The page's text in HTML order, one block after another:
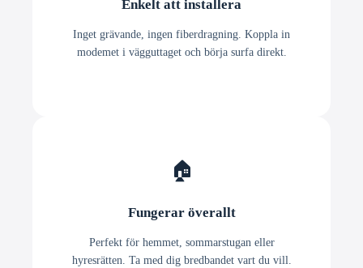
Enkelt att installera
Inget grävande, ingen fiberdragning. Koppla in
modemet i vägguttaget och börja surfa direkt.
🏠
Fungerar överallt
Perfekt för hemmet, sommarstugan eller
hyresrätten. Ta med dig bredbandet vart du vill.